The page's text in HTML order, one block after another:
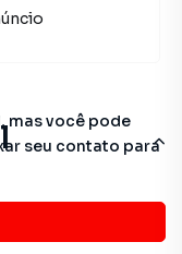
novas
mas você pode
seu contato para